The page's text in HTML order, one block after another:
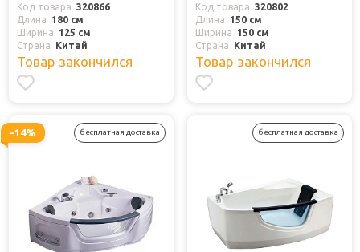
Код товара 320866
Длина
180 см
Ширина
125 см
Страна
Китай
Товар закончился
Код товара 320802
Длина
150 см
Ширина
150 см
Страна
Китай
Товар закончился
-14% бесплатная доставка бесплатная доставка